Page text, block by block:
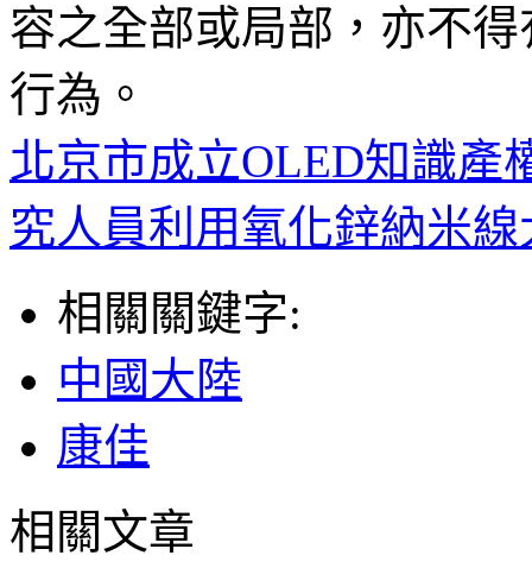
容之全部或局部，亦不
行為。
北京市成立OLED知識產
究人員利用氧化鋅納米
相關關鍵字:
中國大陸
康佳
相關文章